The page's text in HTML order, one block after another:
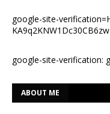
google-site-
google-site-verification:
ABOUT ME